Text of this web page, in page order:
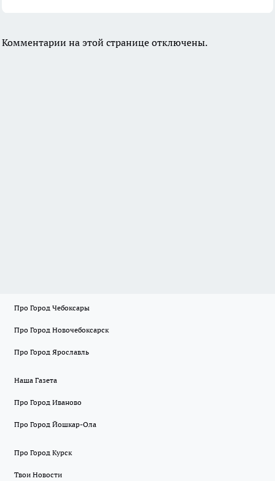
Комментарии на этой странице отключены.
Про Город Чебоксары
Про Город Новочебоксарск
Про Город Ярославль
Наша Газета
Про Город Иваново
Про Город Йошкар-Ола
Про Город Курск
Твои Новости